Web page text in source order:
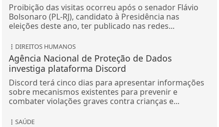
Proibição das visitas ocorreu após o senador Flávio
Bolsonaro (PL-RJ), candidato à Presidência nas
eleições deste ano, ter publicado nas redes...
DIREITOS HUMANOS
Agência Nacional de Proteção de Dados
investiga plataforma Discord
Discord terá cinco dias para apresentar informações
sobre mecanismos existentes para prevenir e
combater violações graves contra crianças e...
SAÚDE